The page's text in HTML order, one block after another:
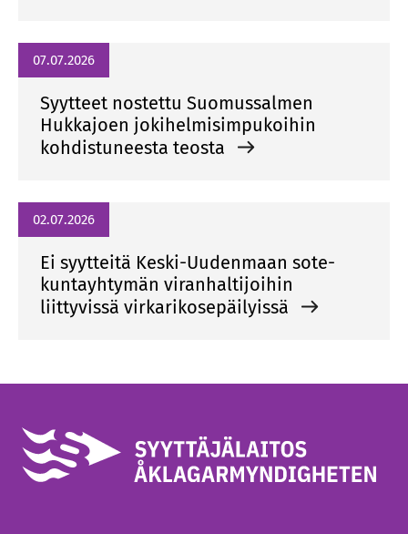
07.07.2026
Syytteet nostettu Suomussalmen
Hukkajoen jokihelmisimpukoihin
kohdistuneesta teosta
02.07.2026
Ei syytteitä Keski-Uudenmaan sote-
kuntayhtymän viranhaltijoihin
liittyvissä virkarikosepäilyissä